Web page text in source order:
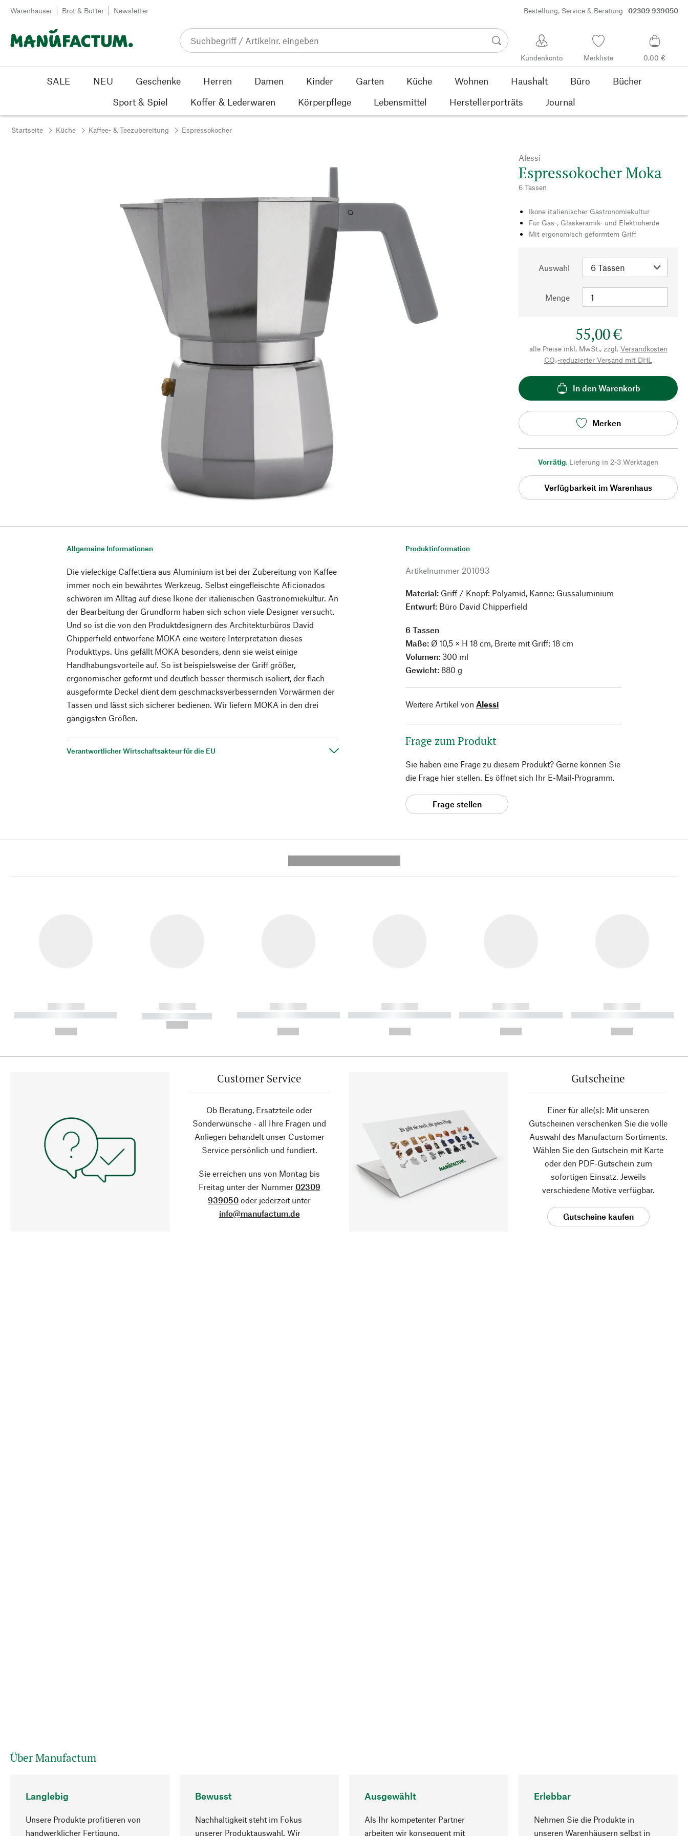
Zum Inhalt springen
Warenhäuser Brot & Butter Newsletter Bestellung, Service & Beratung 02309 939050
Kundenkonto Merkliste 0,00 €
SALE NEU Geschenke Herren Damen Kinder Garten Küche Wohnen Haushalt Büro
Bücher
Sport & Spiel
Koffer & Lederwaren Körperpflege Lebensmittel Herstellerporträts Journal
Startseite Küche Kaffee- & Teezubereitung Espressokocher
Alessi
Espressokocher Moka
6 Tassen
Ikone italienischer Gastronomiekultur
Für Gas-, Glaskeramik- und Elektroherde
Mit ergonomisch geformtem Griff
Auswahl
Menge
55,00 €
alle Preise inkl. MwSt., zzgl. Versandkosten
CO₂-reduzierter Versand mit DHL
In den Warenkorb
Merken
Vorrätig, Lieferung in 2-3 Werktagen
Verfügbarkeit im Warenhaus
Allgemeine Informationen
Die vieleckige Caffettiera aus Aluminium ist bei der Zubereitung von Kaffee
immer noch ein bewährtes Werkzeug. Selbst eingefleischte Aficionados
schwören im Alltag auf diese Ikone der italienischen Gastronomiekultur. An
der Bearbeitung der Grundform haben sich schon viele Designer versucht.
Und so ist die von den Produktdesignern des Architekturbüros David
Chipperfield entworfene MOKA eine weitere Interpretation dieses
Produkttyps. Uns gefällt MOKA besonders, denn sie weist einige
Handhabungsvorteile auf. So ist beispielsweise der Griff größer,
ergonomischer geformt und deutlich besser thermisch isoliert, der flach
ausgeformte Deckel dient dem geschmacksverbessernden Vorwärmen der
Tassen und lässt sich sicherer bedienen. Wir liefern MOKA in den drei
gängigsten Größen.
Verantwortlicher Wirtschaftsakteur für die EU
Produktinformation
Artikelnummer 201093
Material: Griff / Knopf: Polyamid, Kanne: Gussaluminium
Entwurf: Büro David Chipperfield
6 Tassen
Maße: Ø 10,5 × H 18 cm, Breite mit Griff: 18 cm
Volumen: 300 ml
Gewicht: 880 g
Weitere Artikel von Alessi
Frage zum Produkt
Sie haben eine Frage zu diesem Produkt? Gerne können Sie
die Frage hier stellen. Es öffnet sich Ihr E-Mail-Programm.
Frage stellen
------------
----------- ----------- ----------
------------
----------- -----------
------------
----------- ----------- ----------
------------
----------- ----------- ----------
------------
----------- ----------- ----------
------------
----------- ----------- ----------
Customer Service
Ob Beratung, Ersatzteile oder
Sonderwünsche - all Ihre Fragen und
Anliegen behandelt unser Customer
Service persönlich und fundiert.
Sie erreichen uns von Montag bis
Freitag unter der Nummer 02309
939050 oder jederzeit unter
info@manufactum.de
Gutscheine
Einer für alle(s): Mit unseren
Gutscheinen verschenken Sie die volle
Auswahl des Manufactum Sortiments.
Wählen Sie den Gutschein mit Karte
oder den PDF-Gutschein zum
sofortigen Einsatz. Jeweils
verschiedene Motive verfügbar.
Gutscheine kaufen
Über Manufactum
Langlebig
Unsere Produkte profitieren von
handwerklicher Fertigung,
Bewusst
Nachhaltigkeit steht im Fokus
unserer Produktauswahl. Wir
Ausgewählt
Als Ihr kompetenter Partner
arbeiten wir konsequent mit
Erlebbar
Nehmen Sie die Produkte in
unseren Warenhäusern selbst in